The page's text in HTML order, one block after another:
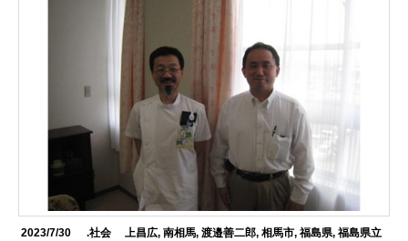
2023/7/30 .社会 上昌広, 南相馬, 渡邉善二郎, 相馬市, 福島県, 福島県立